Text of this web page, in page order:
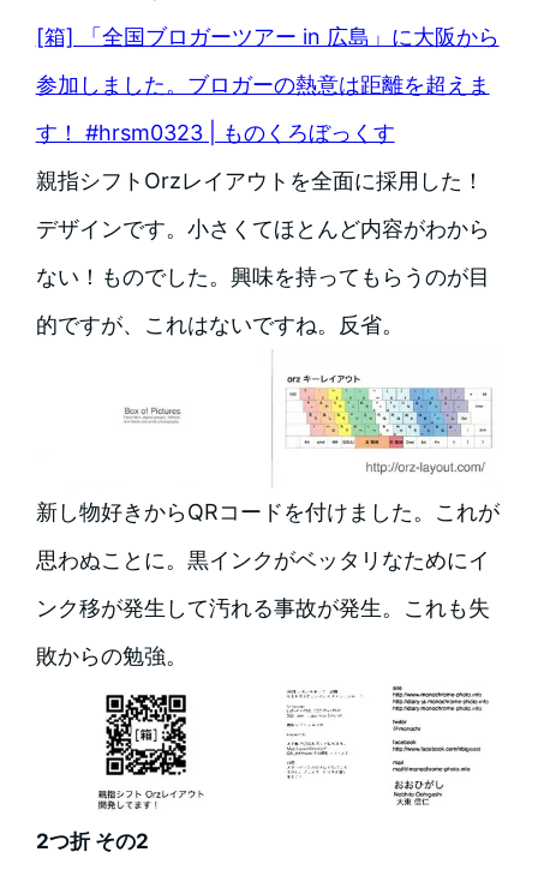
[箱] 「全国ブロガーツアー in 広島」に大阪から
参加しました。ブロガーの熱意は距離を超えま
す！ #hrsm0323 | ものくろぼっくす
親指シフトOrzレイアウトを全面に採用した！
デザインです。小さくてほとんど内容がわから
ない！ものでした。興味を持ってもらうのが目
的ですが、これはないですね。反省。
新し物好きからQRコードを付けました。これが
思わぬことに。黒インクがベッタリなためにイ
ンク移が発生して汚れる事故が発生。これも失
敗からの勉強。
2つ折 その2